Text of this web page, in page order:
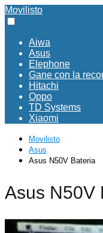
Movilisto
Aiwa
Asus
Elephone
Gane con la
Hitachi
Oppo
TD Systems
Xiaomi
Movilisto
Asus
Asus N50V Bateria
Asus N50V